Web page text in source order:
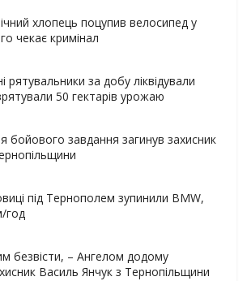
хлопець поцупив велосипед у
чекає кримінал
рятувальники за добу ліквідували
50 гектарів урожаю
бойового завдання загинув захисник
під Тернополем зупинили BMW,
год
безвісти, – Ангелом додому
Василь Янчук з Тернопільщини